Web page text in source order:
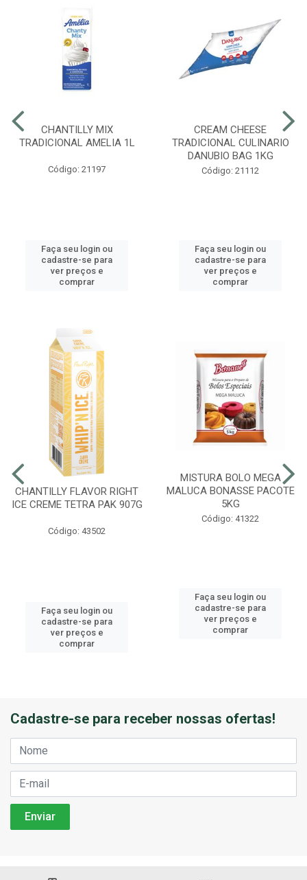
CHANTILLY MIX
TRADICIONAL AMELIA 1L
Código: 21197
Faça seu login ou
cadastre-se para
ver preços e
comprar
CREAM CHEESE
TRADICIONAL CULINARIO
DANUBIO BAG 1KG
Código: 21112
Faça seu login ou
cadastre-se para
ver preços e
comprar
CHANTILLY FLAVOR RIGHT
ICE CREME TETRA PAK 907G
Código: 43502
Faça seu login ou
cadastre-se para
ver preços e
comprar
MISTURA BOLO MEGA
MALUCA BONASSE PACOTE
5KG
Código: 41322
Faça seu login ou
cadastre-se para
ver preços e
comprar
Cadastre-se para receber nossas ofertas!